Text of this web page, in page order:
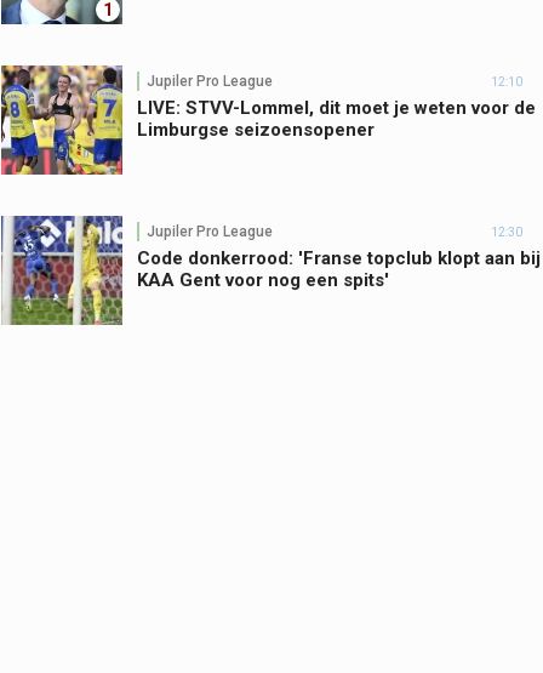
1
Jupiler Pro League 12:10
LIVE: STVV-Lommel, dit moet je weten voor de
Limburgse seizoensopener
Jupiler Pro League 12:30
Code donkerrood: 'Franse topclub klopt aan bij
KAA Gent voor nog een spits'